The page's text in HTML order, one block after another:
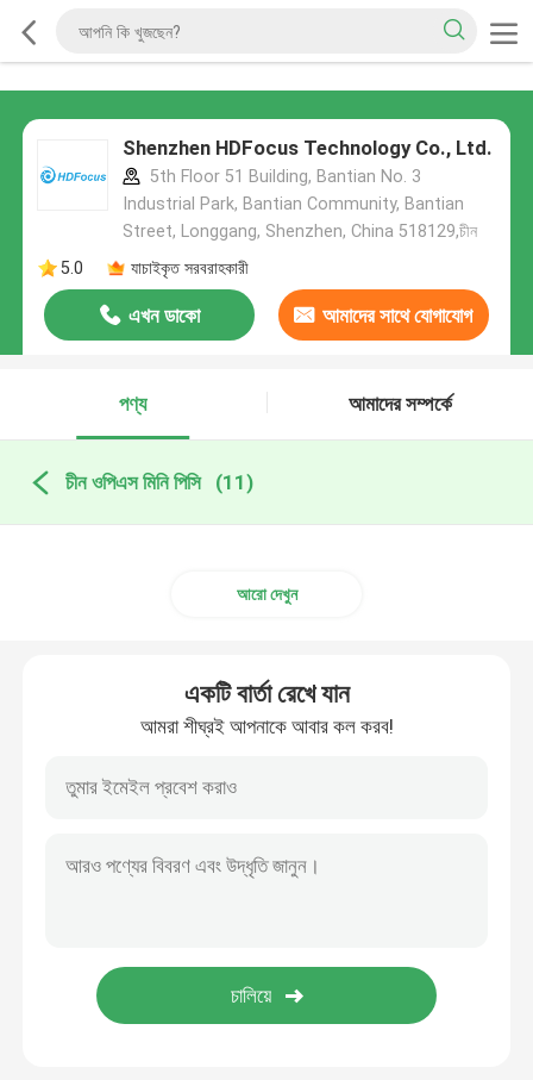
Shenzhen HDFocus Technology Co., Ltd.
5th Floor 51 Building, Bantian No. 3
Industrial Park, Bantian Community, Bantian
Street, Longgang, Shenzhen, China 518129,চীন
5.0
যাচাইকৃত সরবরাহকারী
এখন ডাকো আমাদের সাথে যোগাযোগ
পণ্য
আমাদের সম্পর্কে
চীন ওপিএস মিনি পিসি (11)
আরো দেখুন
একটি বার্তা রেখে যান
আমরা শীঘ্রই আপনাকে আবার কল করব!